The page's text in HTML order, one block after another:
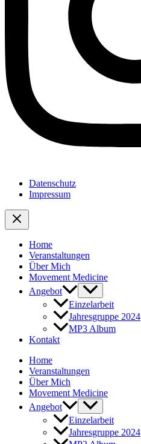
Datenschutz
Impressum
Home
Veranstaltungen
Über Mich
Movement Medicine
Angebot
Einzelarbeit
Jahresgruppe 2024
MP3 Album
Kontakt
Home
Veranstaltungen
Über Mich
Movement Medicine
Angebot
Einzelarbeit
Jahresgruppe 2024